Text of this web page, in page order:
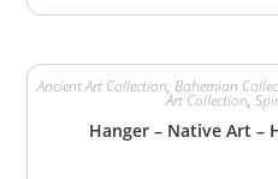
Ancient Art Collection, Bohemian
Art Collection,
Hanger – Native Art –